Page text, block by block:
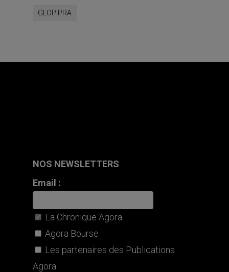
GLOP PRA
NOS NEWSLETTERS
Email :
La Chronique Agora
Agora Bourse
Les partenaires des Publications
Agora